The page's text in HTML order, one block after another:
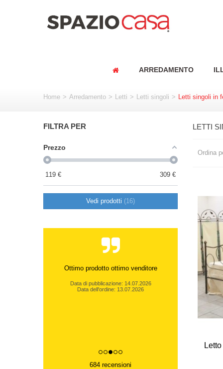
ARREDAMENTO
Home > Arredamento > Letti > Letti singoli > Letti singoli in
FILTRA PER
Prezzo
119 € 309 €
Vedi prodotti 16
Ottimo prodotto ottimo venditore
Data di pubblicazione: 14.07.2026
Data dell'ordine: 13.07.2026
684 recensioni
LETTI
Ordina